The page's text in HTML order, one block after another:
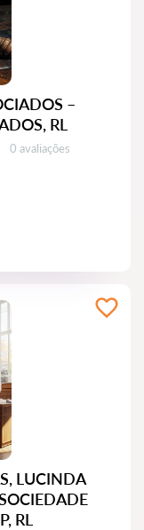
–
RL
Avaliações:
0 avaliações
LUCINDA
RL